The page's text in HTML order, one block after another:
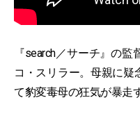
『search／サーチ』の
コ・スリラー。母親に疑
て豹変毒母の狂気が暴走